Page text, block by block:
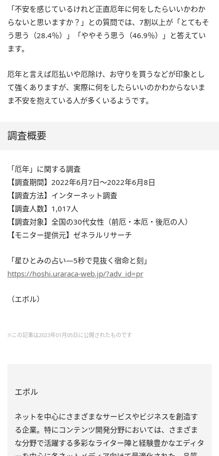
「不安を感じているけれど正直厄年に何をしたらいいかわか
らないと思いますか？」との質問では、7割以上が「とてもそ
う思う（28.4％）」「ややそう思う（46.9％）」と答えてい
ます。
厄年と言えば厄払いや厄除け、お守りを買うなどが印象とし
て強くありますが、実際に何をしたらいいのかわからないま
ま不安を抱えている人が多くいるようです。
調査概要
「厄年」に関する調査
【調査期間】2022年6月7日～2022年6月8日
【調査方法】インターネット調査
【調査人数】1,017人
【調査対象】全国の30代女性（前厄・本厄・後厄の人）
【モニター提供元】ゼネラルリサーチ
「星ひとみの占い―5秒で見抜く宿命と刻」
https://hoshi.uraraca-web.jp/?adv_id=pr
（エボル）
※この記事は2023年01月05日に公開されたものです
エボル
ネットを中心にさまざまなサービスやビジネスを創造す
る企業。特にコンテンツ開発分野においては、さまざま
な分野で活躍する多彩なライター陣と経験豊かなエディタ